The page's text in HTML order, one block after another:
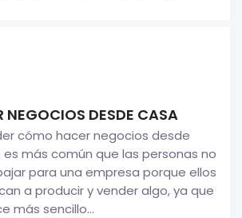
NEGOCIOS DESDE CASA
cómo hacer negocios desde
más común que las personas no
para una empresa porque ellos
a producir y vender algo, ya que
más sencillo...